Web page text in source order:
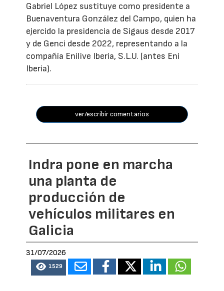
Gabriel López sustituye como presidente a
Buenaventura González del Campo, quien ha
ejercido la presidencia de Sigaus desde 2017
y de Genci desde 2022, representando a la
compañía Enilive Iberia, S.L.U. (antes Eni
Iberia).
ver/escribir comentarios
Indra pone en marcha
una planta de
producción de
vehículos militares en
Galicia
31/07/2026
1529